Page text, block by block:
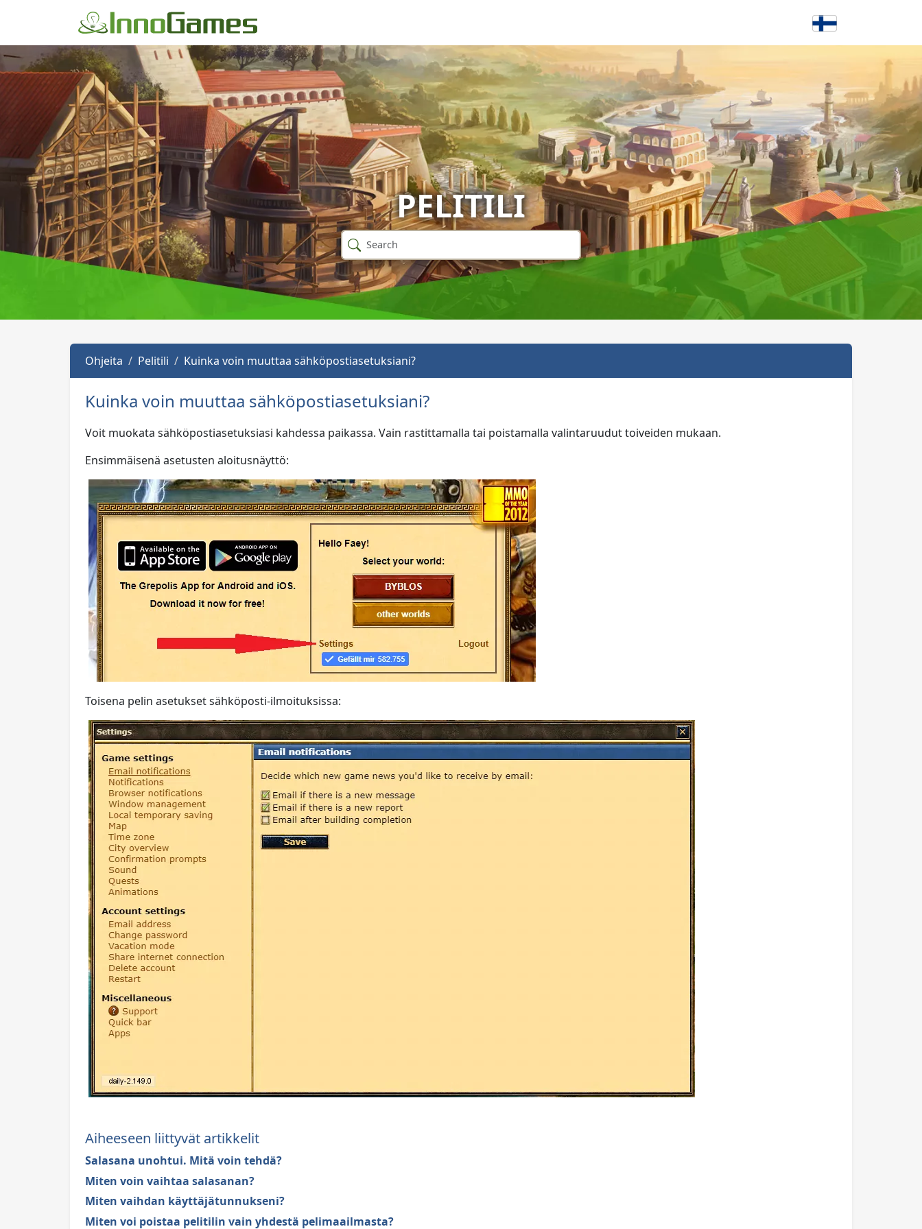
PELITILI
Ohjeita Pelitili Kuinka voin muuttaa sähköpostiasetuksiani?
Kuinka voin muuttaa sähköpostiasetuksiani?
Voit muokata sähköpostiasetuksiasi kahdessa paikassa. Vain rastittamalla tai poistamalla valintaruudut toiveiden mukaan.
Ensimmäisenä asetusten aloitusnäyttö:
Toisena pelin asetukset sähköposti-ilmoituksissa:
Aiheeseen liittyvät artikkelit
Salasana unohtui. Mitä voin tehdä?
Miten voin vaihtaa salasanan?
Miten vaihdan käyttäjätunnukseni?
Miten voi poistaa pelitilin vain yhdestä pelimaailmasta?